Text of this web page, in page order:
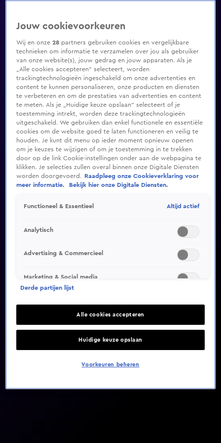
Video helaas niet gevonden
Jouw cookievoorkeuren
Wij en onze28 partners gebruiken cookies en vergelijkbare
technieken om informatie te verzamelen over jou als gebruiker
van onze website(s), jouw gedrag en jouw apparaten. Als je
„Alle cookies accepteren” selecteert, worden
trackingtechnologieën ingeschakeld om onze advertenties en
content te kunnen personaliseren, onze producten en diensten
te verbeteren en om de prestaties van advertenties en content
te meten. Als je „Huidige keuze opslaan” selecteert of je
toestemming intrekt, worden deze trackingtechnologieën
uitgeschakeld. We gebruiken dan enkel functionele en essentiële
cookies om de website goed te laten functioneren en veilig te
houden. Je kunt dit menu op ieder moment opnieuw openen
om je keuzes te wijzigen of om je toestemming in te trekken
door op de link Cookie-instellingen onder aan de webpagina te
klikken. Je selecties zullen overal binnen onze Digitale Diensten
worden doorgevoerd.
Raadpleeg onze Cookieverklaring voor
meer informatie.
Bekijk hier onze Digitale Diensten.
Functioneel & Essentieel Altijd actief
Analytisch
Advertising & Commercieel
Marketing & Social media
Derde partijen lijst
Alle cookies accepteren
Huidige keuze opslaan
Voorkeuren beheren